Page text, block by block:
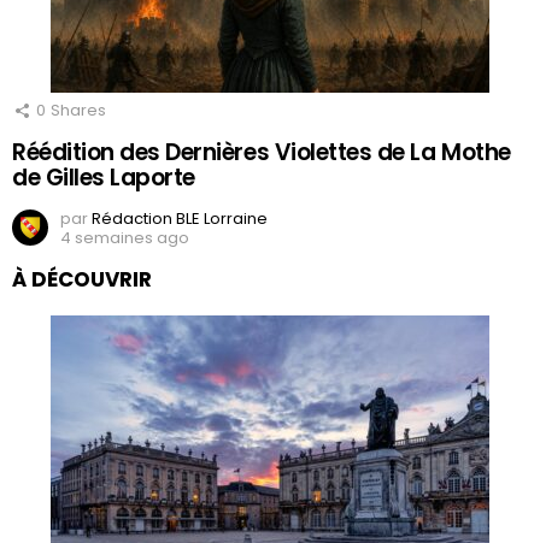
0 Shares
Réédition des Dernières Violettes de La Mothe
de Gilles Laporte
parRédaction BLE Lorraine
4 semaines ago
À DÉCOUVRIR